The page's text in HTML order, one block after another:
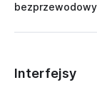
Interfejsy